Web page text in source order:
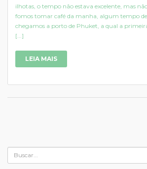
ilhotas, o tempo não estava excelente, mas
fomos tomar café da manha, algum tempo
chegamos a porto de Phuket, a qual a
[...]
LEIA MAIS